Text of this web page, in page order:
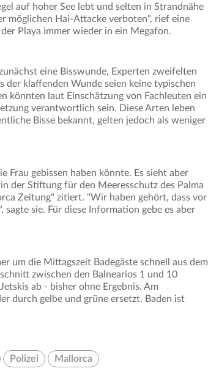
auf hoher See lebt und selten in Strandnähe
möglichen Hai-Attacke verboten", rief eine
Playa immer wieder in ein Megafon.
eine Bisswunde, Experten zweifelten
der klaffenden Wunde seien keine typischen
könnten laut Einschätzung von Fachleuten ein
verantwortlich sein. Diese Arten leben
Bisse bekannt, gelten jedoch als weniger
Frau gebissen haben könnte. Es sieht aber
der Stiftung für den Meeresschutz des Palma
Zeitung" zitiert. "Wir haben gehört, dass vor
sie. Für diese Information gebe es aber
um die Mittagszeit Badegäste schnell aus dem
zwischen den Balnearios 1 und 10
ab - bisher ohne Ergebnis. Am
durch gelbe und grüne ersetzt. Baden ist
Polizei Mallorca